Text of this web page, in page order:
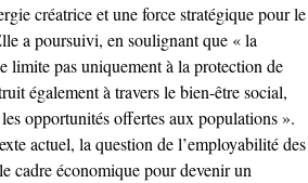
créatrice et une force stratégique pour le
a poursuivi, en soulignant que ‎« la
limite pas uniquement à la protection de
également à travers le bien-être social,
opportunités offertes aux populations ».
actuel, la question de l’employabilité des
cadre économique pour devenir un